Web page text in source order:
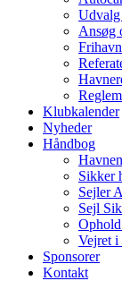
Ansøg
Frihavn
Klubkalender
Nyheder
Håndbog
Sikker
Sejler
Sejl
Vejret i
Sponsorer
Kontakt